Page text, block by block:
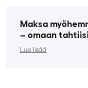
Maksa
­– omaan
Lue lisää